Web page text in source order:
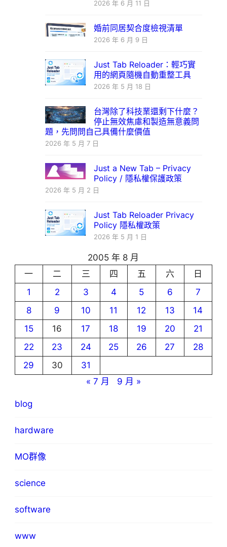
2026 年 6 月 11 日
婚前同居契合度檢視清單
2026 年 6 月 9 日
Just Tab Reloader：輕巧實
用的網頁隨機自動重整工具
2026 年 5 月 18 日
台灣除了科技業還剩下什麼？
停止無效焦慮和製造無意義問
題，先問問自己具備什麼價值
2026 年 5 月 7 日
Just a New Tab – Privacy
Policy / 隱私權保護政策
2026 年 5 月 2 日
Just Tab Reloader Privacy
Policy 隱私權政策
2026 年 5 月 1 日
2005 年 8 月
一
二 三 四 五 六
日
1
2 3 4 5 6
7
8
9 10 11 12 13
14
15
16 17 18 19 20
21
22
23 24 25 26 27
28
29
30
31
« 7 月
9 月 »
blog
hardware
MO群像
science
software
www